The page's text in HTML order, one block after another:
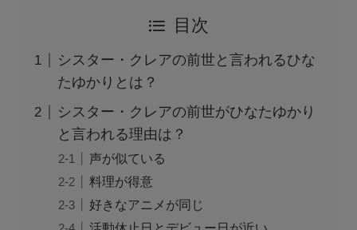
目次
シスター・クレアの前世と言われるひな
たゆかりとは？
シスター・クレアの前世がひなたゆかり
と言われる理由は？
声が似ている
料理が得意
好きなアニメが同じ